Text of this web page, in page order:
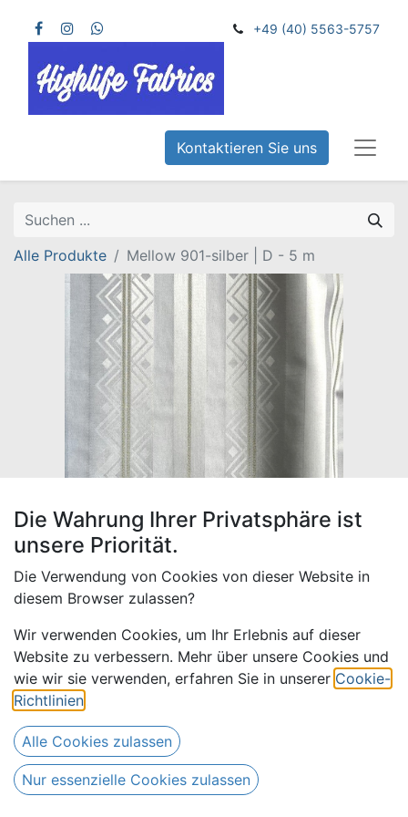
+49 (40) 5563-5757
Kontaktieren Sie uns
Alle Produkte Mellow 901-silber | D - 5 m
Mellow 901-silber | D - 5 m
65,00€
Versandkosten
Die Wahrung Ihrer Privatsphäre ist
unsere Priorität.
Die Verwendung von Cookies von dieser Website in
diesem Browser zulassen?
Wir verwenden Cookies, um Ihr Erlebnis auf dieser
Website zu verbessern. Mehr über unsere Cookies und
wie wir sie verwenden, erfahren Sie in unserer Cookie-
Richtlinien
Alle Cookies zulassen
Nur essenzielle Cookies zulassen